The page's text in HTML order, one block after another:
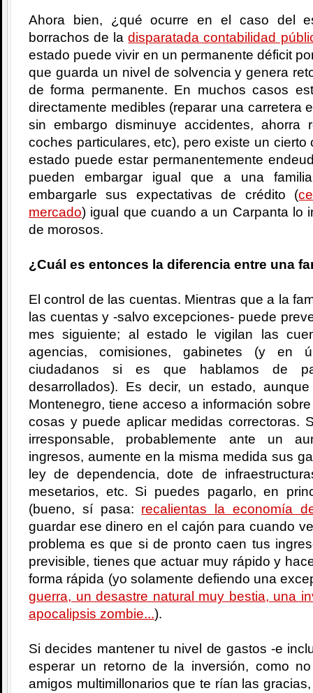
Ahora bien, ¿qué ocurre en el caso del
borrachos de ladisparatada contabilidad
estado puede vivir en un permanente déficit
que guarda un nivel de solvencia y genera
de forma permanente. En muchos casos
directamente medibles (reparar una carretera
sin embargo disminuye accidentes, ahorra
coches particulares, etc), pero existe un
estado puede estar permanentemente
pueden embargar igual que a una
embargarle sus expectativas de crédito (
mercado) igual que cuando a un Carpanta lo
de morosos.
¿Cuál es entonces la diferencia entre una
El control de las cuentas. Mientras que a la
las cuentas y -salvo excepciones- puede
mes siguiente; al estado le vigilan las
agencias, comisiones, gabinetes (y en
ciudadanos si es que hablamos de
desarrollados). Es decir, un estado,
Montenegro, tiene acceso a información
cosas y puede aplicar medidas correctoras.
irresponsable, probablemente ante un
ingresos, aumente en la misma medida sus
ley de dependencia, dote de
mesetarios, etc. Si puedes pagarlo, en
(bueno, sí pasa: recalientas la economía
guardar ese dinero en el cajón para cuando
problema es que si de pronto caen tus
previsible, tienes que actuar muy rápido y
forma rápida (yo solamente defiendo una
guerra, un desastre natural muy bestia, una
apocalipsis zombie...).
Si decides mantener tu nivel de gastos -e
esperar un retorno de la inversión, como
amigos multimillonarios que te rían las